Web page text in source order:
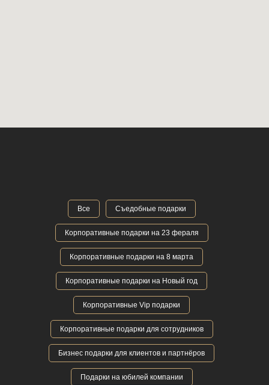
Все Съедобные подарки
Корпоративные подарки на 23 фераля
Корпоративные подарки на 8 марта
Корпоративные подарки на Новый год
Корпоративные Vip подарки
Корпоративные подарки для сотрудников
Бизнес подарки для клиентов и партнёров
Подарки на юбилей компании